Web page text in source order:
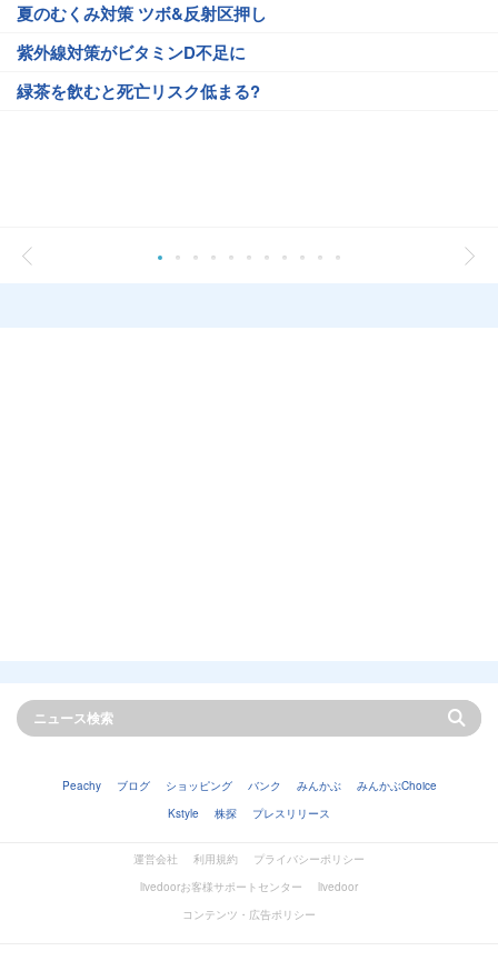
夏のむくみ対策 ツボ&反射区押し
紫外線対策がビタミンD不足に
緑茶を飲むと死亡リスク低まる?
Peachy ブログ ショッピング バンク みんかぶ
みんかぶChoice
Kstyle
株探 プレスリリース
運営会社 利用規約
プライバシーポリシー
livedoorお客様サポートセンター
livedoor
コンテンツ・広告ポリシー